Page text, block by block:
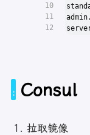
10
11
12
Consul
拉取镜像